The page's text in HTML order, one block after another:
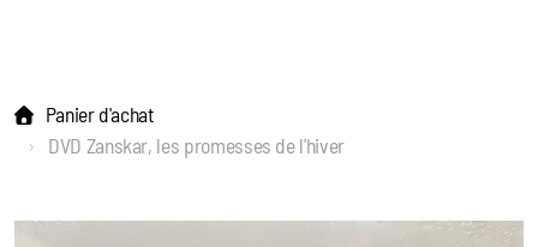
Panier d'achat
DVD Zanskar, les promesses de l'hiver